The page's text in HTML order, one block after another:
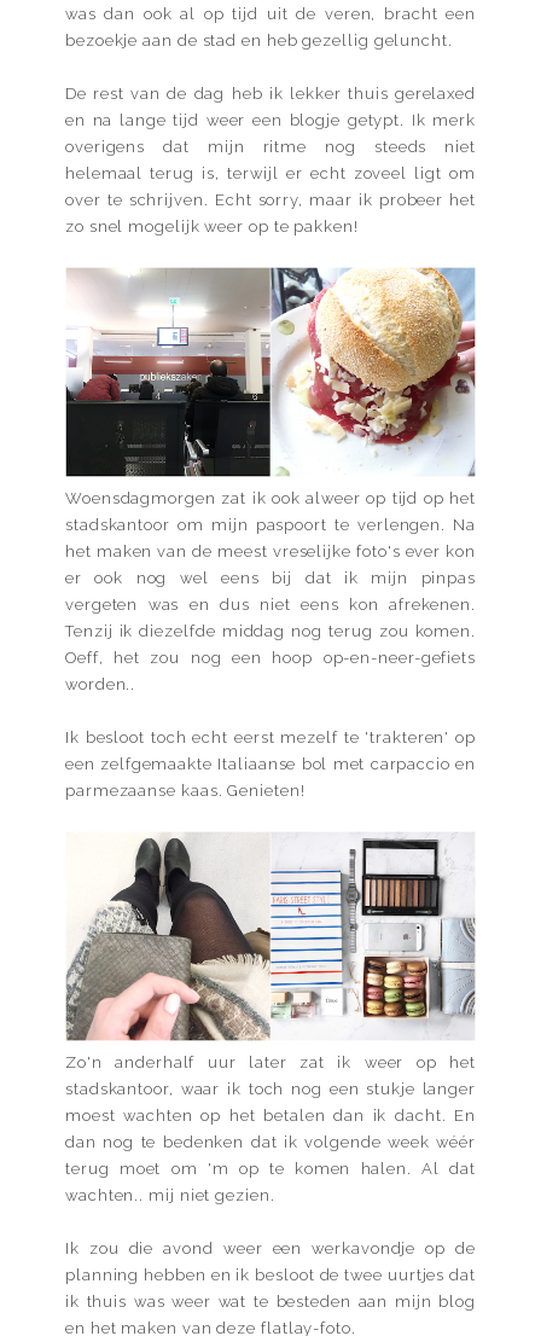
was dan ook al op tijd uit de veren, bracht een
bezoekje aan de stad en heb gezellig geluncht.
De rest van de dag heb ik lekker thuis gerelaxed
en na lange tijd weer een blogje getypt. Ik merk
overigens dat mijn ritme nog steeds niet
helemaal terug is, terwijl er echt zoveel ligt om
over te schrijven. Echt sorry, maar ik probeer het
zo snel mogelijk weer op te pakken!
Woensdagmorgen zat ik ook alweer op tijd op het
stadskantoor om mijn paspoort te verlengen. Na
het maken van de meest vreselijke foto's ever kon
er ook nog wel eens bij dat ik mijn pinpas
vergeten was en dus niet eens kon afrekenen.
Tenzij ik diezelfde middag nog terug zou komen.
Oeff, het zou nog een hoop op-en-neer-gefiets
worden..
Ik besloot toch echt eerst mezelf te 'trakteren' op
een zelfgemaakte Italiaanse bol met carpaccio en
parmezaanse kaas. Genieten!
Zo'n anderhalf uur later zat ik weer op het
stadskantoor, waar ik toch nog een stukje langer
moest wachten op het betalen dan ik dacht. En
dan nog te bedenken dat ik volgende week wéér
terug moet om 'm op te komen halen. Al dat
wachten.. mij niet gezien.
Ik zou die avond weer een werkavondje op de
planning hebben en ik besloot de twee uurtjes dat
ik thuis was weer wat te besteden aan mijn blog
en het maken van deze flatlay-foto.